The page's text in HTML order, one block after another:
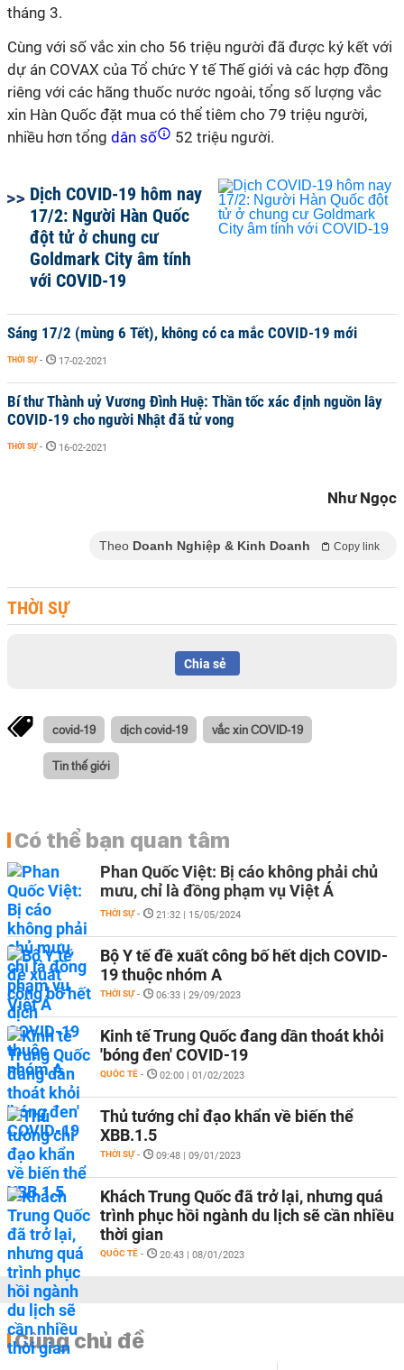
tháng 3.
Cùng với số vắc xin cho 56 triệu người đã được ký kết với
dự án COVAX của Tổ chức Y tế Thế giới và các hợp đồng
riêng với các hãng thuốc nước ngoài, tổng số lượng vắc
xin Hàn Quốc đặt mua có thể tiêm cho 79 triệu người,
nhiều hơn tổng dân số 52 triệu người.
Dịch COVID-19 hôm nay
17/2: Người Hàn Quốc
đột tử ở chung cư
Goldmark City âm tính
với COVID-19
Sáng 17/2 (mùng 6 Tết), không có ca mắc COVID-19 mới
THỜI SỰ - 17-02-2021
Bí thư Thành uỷ Vương Đình Huệ: Thần tốc xác định nguồn lây
COVID-19 cho người Nhật đã tử vong
THỜI SỰ - 16-02-2021
Như Ngọc
Theo Doanh Nghiệp & Kinh Doanh Copy link
THỜI SỰ
Chia sẻ
covid-19 dịch covid-19 vắc xin COVID-19
Tin thế giới
Có thể bạn quan tâm
Phan Quốc Việt: Bị cáo không phải chủ
mưu, chỉ là đồng phạm vụ Việt Á
THỜI SỰ - 21:32 | 15/05/2024
Bộ Y tế đề xuất công bố hết dịch COVID-
19 thuộc nhóm A
THỜI SỰ - 06:33 | 29/09/2023
Kinh tế Trung Quốc đang dần thoát khỏi
'bóng đen' COVID-19
QUỐC TẾ - 02:00 | 01/02/2023
Thủ tướng chỉ đạo khẩn về biến thể
XBB.1.5
THỜI SỰ - 09:48 | 09/01/2023
Khách Trung Quốc đã trở lại, nhưng quá
trình phục hồi ngành du lịch sẽ cần nhiều
thời gian
QUỐC TẾ - 20:43 | 08/01/2023
Cùng chủ đề